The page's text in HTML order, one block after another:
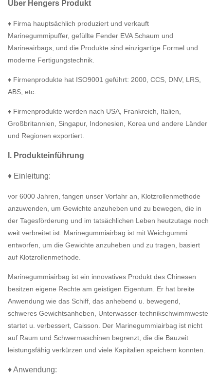
Über Hengers Produkt
♦ Firma hauptsächlich produziert und verkauft
Marinegummipuffer, gefüllte Fender EVA Schaum und
Marineairbags, und die Produkte sind einzigartige Formel und
moderne Fertigungstechnik.
♦ Firmenprodukte hat ISO9001 geführt: 2000, CCS, DNV, LRS,
ABS, etc.
♦ Firmenprodukte werden nach USA, Frankreich, Italien,
Großbritannien, Singapur, Indonesien, Korea und andere Länder
und Regionen exportiert.
I. Produkteinführung
♦ Einleitung:
vor 6000 Jahren, fangen unser Vorfahr an, Klotzrollenmethode
anzuwenden, um Gewichte anzuheben und zu bewegen, die in
der Tagesförderung und im tatsächlichen Leben heutzutage noch
weit verbreitet ist. Marinegummiairbag ist mit Weichgummi
entworfen, um die Gewichte anzuheben und zu tragen, basiert
auf Klotzrollenmethode.
Marinegummiairbag ist ein innovatives Produkt des Chinesen
besitzen eigene Rechte am geistigen Eigentum. Er hat breite
Anwendung wie das Schiff, das anhebend u. bewegend,
schweres Gewichtsanheben, Unterwasser-technikschwimmweste
startet u. verbessert, Caisson. Der Marinegummiairbag ist nicht
auf Raum und Schwermaschinen begrenzt, die die Bauzeit
leistungsfähig verkürzen und viele Kapitalien speichern konnten.
♦ Anwendung: